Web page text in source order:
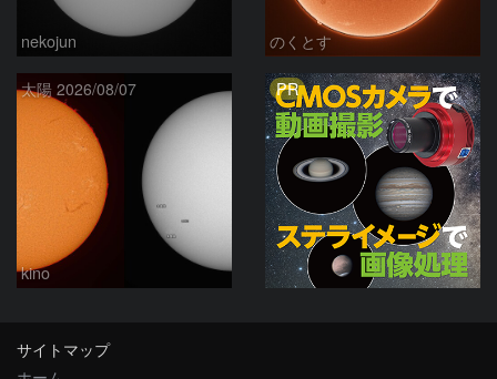
nekojun のくとす
太陽 2026/08/07
kino
PR
サイトマップ